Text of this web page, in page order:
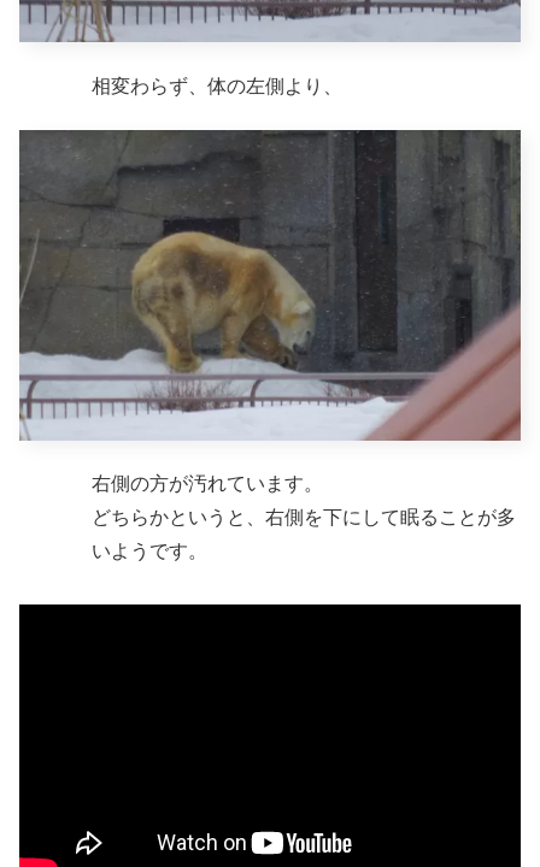
相変わらず、体の左側より、
右側の方が汚れています。
どちらかというと、右側を下にして眠ることが多
いようです。